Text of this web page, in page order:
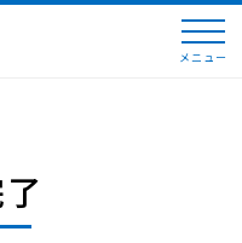
メニュー